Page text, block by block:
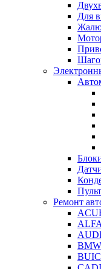
Для
Ремонт
BMW